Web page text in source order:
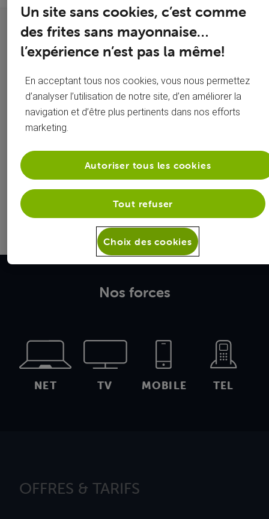
Quick Links
son
déménagement
son mobile
Test votre
bloquée ?
GSM perdu
Mot de
passe wifi
perdu ?
Nos forces
NET TV MOBILE TEL
OFFRES & TARIFS
Un site sans cookies, c’est comme
des frites sans mayonnaise…
l’expérience n’est pas la même!
En acceptant tous nos cookies, vous nous permettez
d’analyser l’utilisation de notre site, d’en améliorer la
navigation et d’être plus pertinents dans nos efforts
marketing.
Tout refuser
Autoriser tous les cookies
Choix des cookies